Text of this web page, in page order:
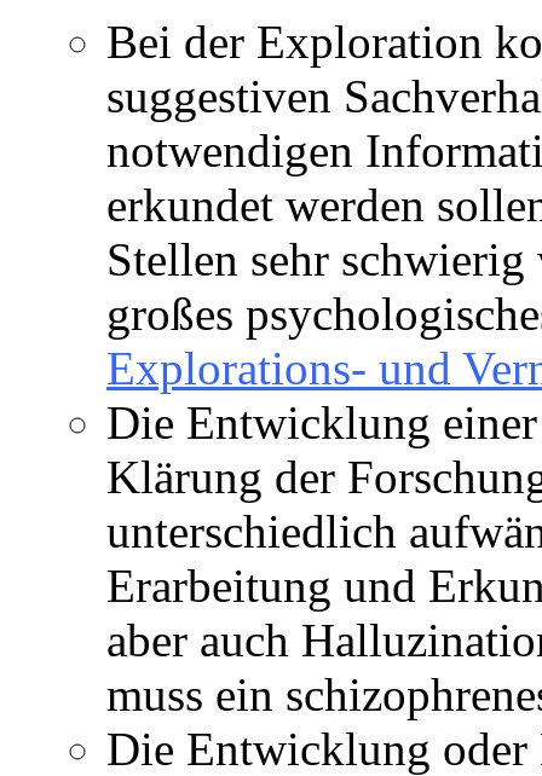
Bei der Exploration
suggestiven
notwendigen
erkundet werden
Stellen sehr
großes
Explorations- und
Die Entwicklung einer
Klärung der
unterschiedlich
Erarbeitung und
aber auch
muss ein
Die Entwicklung oder